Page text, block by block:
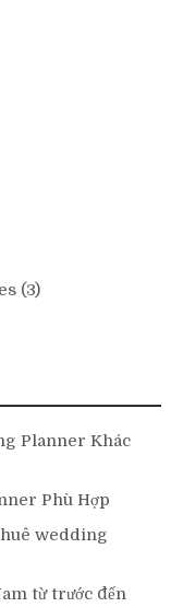
(3)
Planner Khác
Phù Hợp
wedding
từ trước đến